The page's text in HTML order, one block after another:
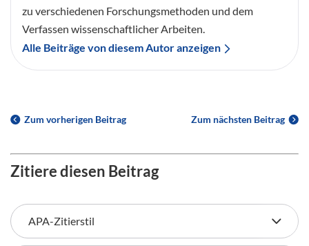
zu verschiedenen Forschungsmethoden und dem
Verfassen wissenschaftlicher Arbeiten.
Alle Beiträge von diesem Autor anzeigen
Zum vorherigen Beitrag Zum nächsten Beitrag
Zitiere diesen Beitrag